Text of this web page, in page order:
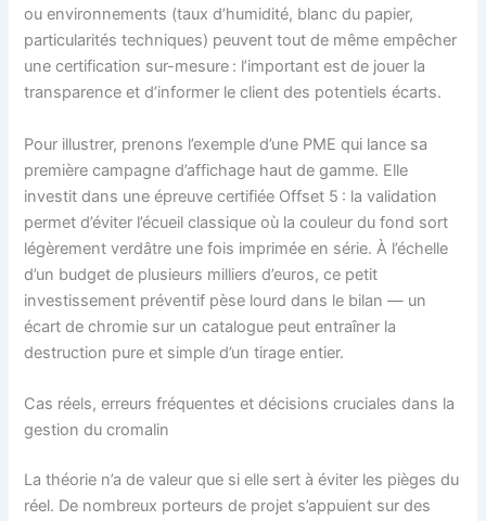
ou environnements (taux d’humidité, blanc du papier,
particularités techniques) peuvent tout de même empêcher
une certification sur-mesure : l’important est de jouer la
transparence et d’informer le client des potentiels écarts.
Pour illustrer, prenons l’exemple d’une PME qui lance sa
première campagne d’affichage haut de gamme. Elle
investit dans une épreuve certifiée Offset 5 : la validation
permet d’éviter l’écueil classique où la couleur du fond sort
légèrement verdâtre une fois imprimée en série. À l’échelle
d’un budget de plusieurs milliers d’euros, ce petit
investissement préventif pèse lourd dans le bilan — un
écart de chromie sur un catalogue peut entraîner la
destruction pure et simple d’un tirage entier.
Cas réels, erreurs fréquentes et décisions cruciales dans la
gestion du cromalin
La théorie n’a de valeur que si elle sert à éviter les pièges du
réel. De nombreux porteurs de projet s’appuient sur des